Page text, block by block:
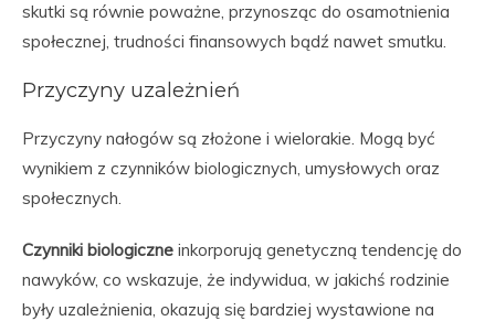
skutki są równie poważne, przynosząc do osamotnienia
społecznej, trudności finansowych bądź nawet smutku.
Przyczyny uzależnień
Przyczyny nałogów są złożone i wielorakie. Mogą być
wynikiem z czynników biologicznych, umysłowych oraz
społecznych.
Czynniki biologiczne inkorporują genetyczną tendencję do
nawyków, co wskazuje, że indywidua, w jakichś rodzinie
były uzależnienia, okazują się bardziej wystawione na